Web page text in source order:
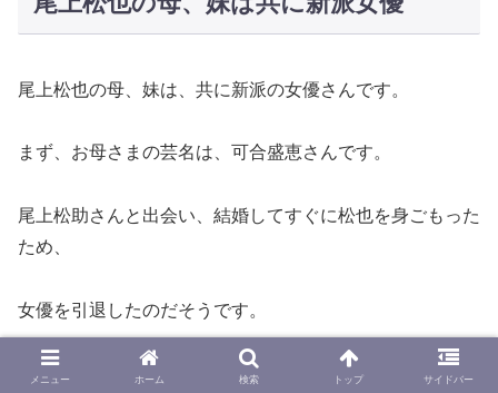
尾上松也の母、妹は、共に新派の女優さんです。
まず、お母さまの芸名は、可合盛恵さんです。
尾上松助さんと出会い、結婚してすぐに松也を身ごもった
ため、
女優を引退したのだそうです。
このお母さま、とてもインパクトがある方なんですよ。
メニュー ホーム 検索 トップ サイドバー